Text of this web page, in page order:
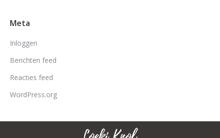
Meta
Inloggen
Berichten feed
Reacties feed
WordPress.org